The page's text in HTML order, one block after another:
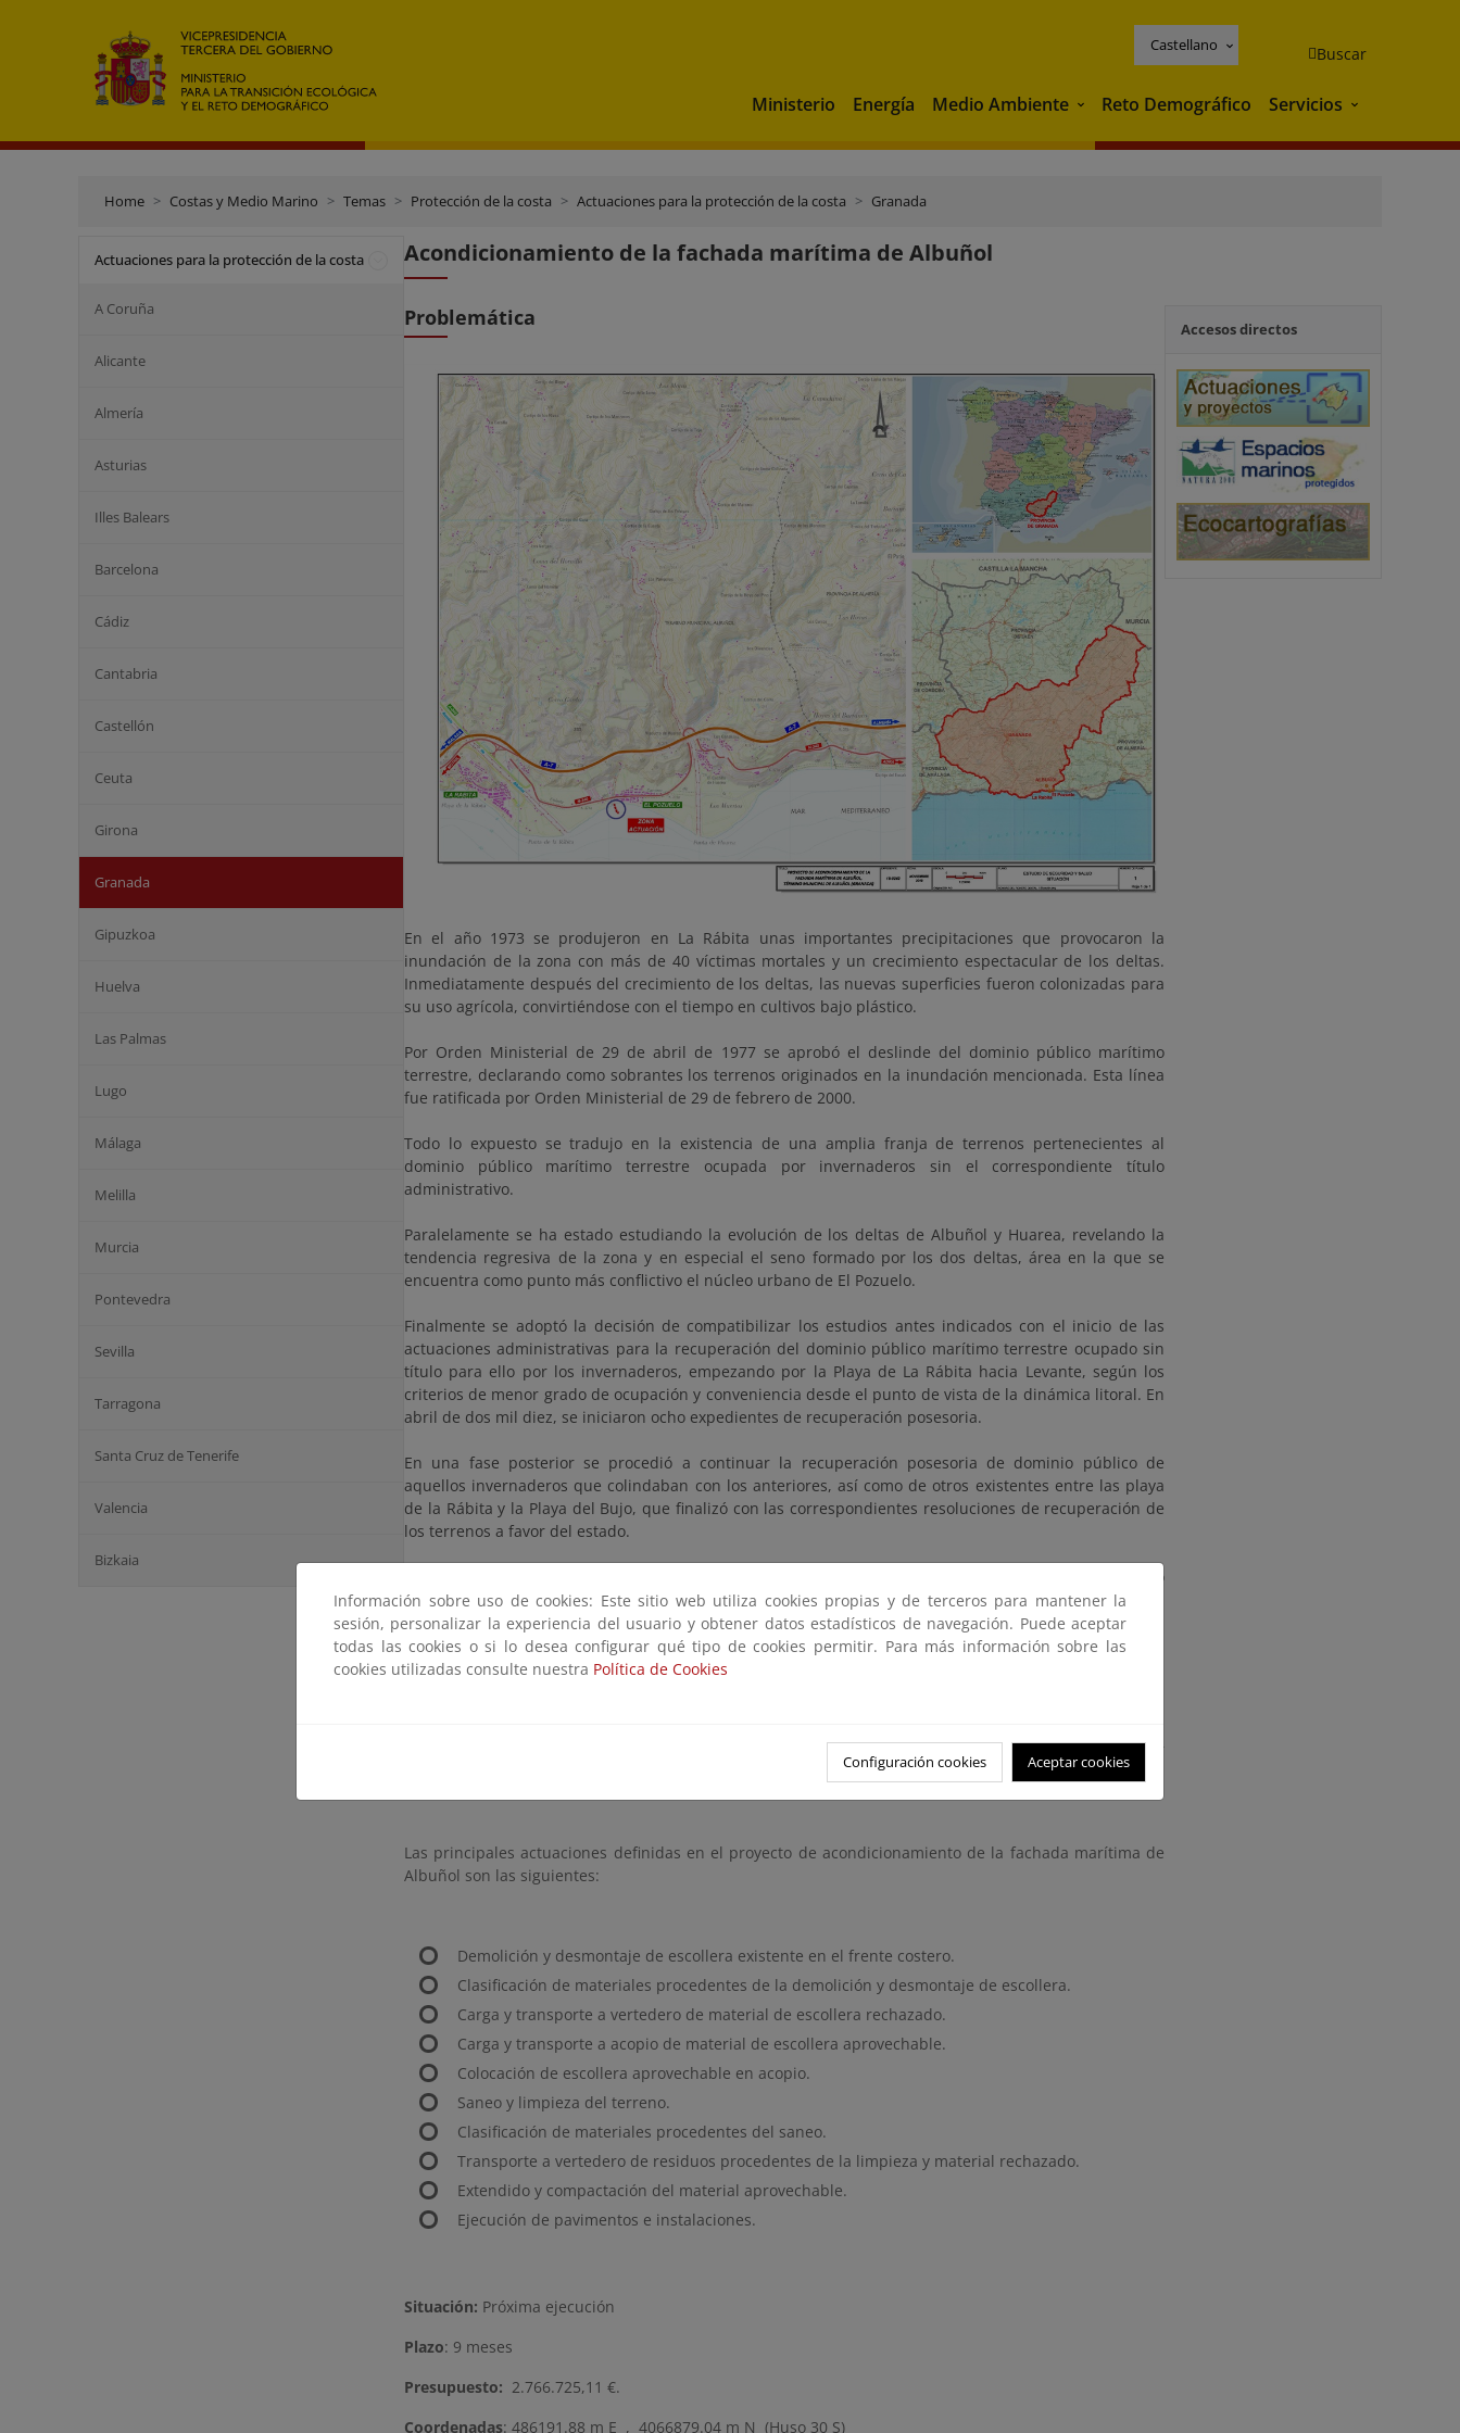
Castellano Buscar
Ministerio Energía Medio Ambiente Medio Ambiente
Reto Demográfico Servicios Servicios
Home Costas y Medio Marino Temas Protección de la costa Actuaciones para la protección de la costa Granada
Actuaciones para la protección de la costa
A Coruña
Alicante
Almería
Asturias
Illes Balears
Barcelona
Cádiz
Cantabria
Castellón
Ceuta
Girona
Granada
Gipuzkoa
Huelva
Las Palmas
Lugo
Málaga
Melilla
Murcia
Pontevedra
Sevilla
Tarragona
Santa Cruz de Tenerife
Valencia
Bizkaia
Acondicionamiento de la fachada marítima de Albuñol
Problemática
En el año 1973 se produjeron en La Rábita unas importantes precipitaciones que provocaron la
inundación de la zona con más de 40 víctimas mortales y un crecimiento espectacular de los deltas.
Inmediatamente después del crecimiento de los deltas, las nuevas superficies fueron colonizadas para
su uso agrícola, convirtiéndose con el tiempo en cultivos bajo plástico.
Por Orden Ministerial de 29 de abril de 1977 se aprobó el deslinde del dominio público marítimo
terrestre, declarando como sobrantes los terrenos originados en la inundación mencionada. Esta línea
fue ratificada por Orden Ministerial de 29 de febrero de 2000.
Todo lo expuesto se tradujo en la existencia de una amplia franja de terrenos pertenecientes al
dominio público marítimo terrestre ocupada por invernaderos sin el correspondiente título
administrativo.
Paralelamente se ha estado estudiando la evolución de los deltas de Albuñol y Huarea, revelando la
tendencia regresiva de la zona y en especial el seno formado por los dos deltas, área en la que se
encuentra como punto más conflictivo el núcleo urbano de El Pozuelo.
Finalmente se adoptó la decisión de compatibilizar los estudios antes indicados con el inicio de las
actuaciones administrativas para la recuperación del dominio público marítimo terrestre ocupado sin
título para ello por los invernaderos, empezando por la Playa de La Rábita hacia Levante, según los
criterios de menor grado de ocupación y conveniencia desde el punto de vista de la dinámica litoral. En
abril de dos mil diez, se iniciaron ocho expedientes de recuperación posesoria.
En una fase posterior se procedió a continuar la recuperación posesoria de dominio público de
aquellos invernaderos que colindaban con los anteriores, así como de otros existentes entre las playa
de la Rábita y la Playa del Bujo, que finalizó con las correspondientes resoluciones de recuperación de
los terrenos a favor del estado.
Tras la recuperación para uso público del terreno correspondiente al DPMT, las instalaciones de cultivo
bajo plástico han sido desmanteladas y retiradas, dejando una amplia superficie libre que cuenta con
características muy dispares de las naturales debido a la explotación agraria a la que ha sido sometida,
y que no es apta para el uso y disfrute público de la ciudadanía.
Actuaciones
dinámica litoral del sistema costero, de forma que se definan las actuaciones necesarias para alcanzar
el estado óptimo del medio y se logre la posición de equilibrio de la línea de costa resultante.
Las principales actuaciones definidas en el proyecto de acondicionamiento de la fachada marítima de
Albuñol son las siguientes:
Demolición y desmontaje de escollera existente en el frente costero.
Clasificación de materiales procedentes de la demolición y desmontaje de escollera.
Carga y transporte a vertedero de material de escollera rechazado.
Carga y transporte a acopio de material de escollera aprovechable.
Colocación de escollera aprovechable en acopio.
Saneo y limpieza del terreno.
Clasificación de materiales procedentes del saneo.
Transporte a vertedero de residuos procedentes de la limpieza y material rechazado.
Extendido y compactación del material aprovechable.
Ejecución de pavimentos e instalaciones.
Situación: Próxima ejecución
Plazo: 9 meses
Presupuesto: 2.766.725,11 €.
Coordenadas: 486191.88 m E , 4066879.04 m N (Huso 30 S)
Accesos directos
Información sobre uso de cookies: Este sitio web utiliza cookies propias y de terceros para mantener la
sesión, personalizar la experiencia del usuario y obtener datos estadísticos de navegación. Puede aceptar
todas las cookies o si lo desea configurar qué tipo de cookies permitir. Para más información sobre las
cookies utilizadas consulte nuestra Política de Cookies
Configuración cookies Aceptar cookies